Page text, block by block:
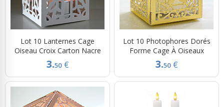
Lot 10 Lanternes Cage
Oiseau Croix Carton Nacre
3.50 €
Lot 10 Photophores Dorés
Forme Cage À Oiseaux
3.50 €